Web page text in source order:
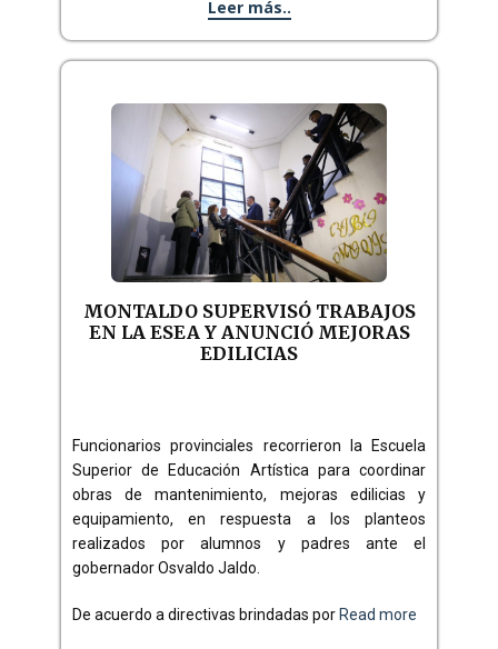
Leer más..
MONTALDO SUPERVISÓ TRABAJOS
EN LA ESEA Y ANUNCIÓ MEJORAS
EDILICIAS
Funcionarios provinciales recorrieron la Escuela
Superior de Educación Artística para coordinar
obras de mantenimiento, mejoras edilicias y
equipamiento, en respuesta a los planteos
realizados por alumnos y padres ante el
gobernador Osvaldo Jaldo.
De acuerdo a directivas brindadas por Read more